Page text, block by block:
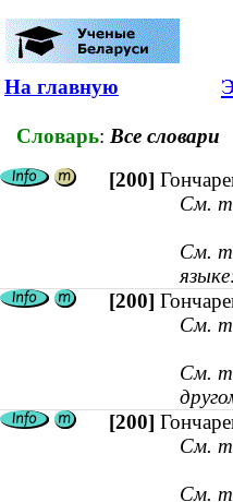
На главную
Словарь: Все словари
[200]
См.
См.
[200]
См.
См.
[200]
См.
См.